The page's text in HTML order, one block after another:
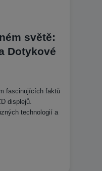
světě:
Dotykové
fascinujících faktů
displejů.
technologií a